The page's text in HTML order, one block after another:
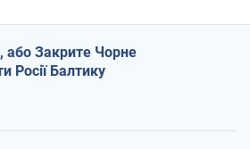
або Закрите Чорне
Росії Балтику